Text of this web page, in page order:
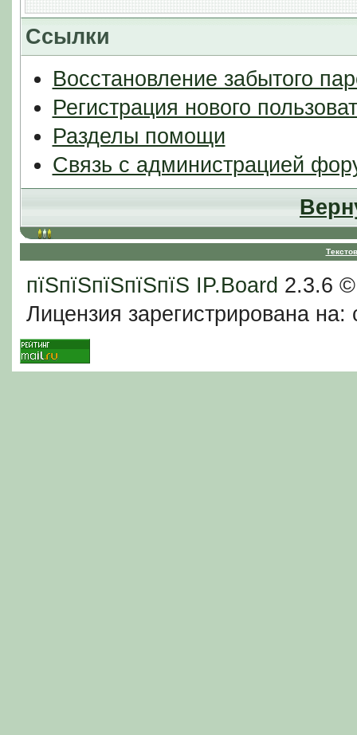
Ссылки
Восстановление забытого
Регистрация нового
Разделы помощи
Связь с администрацией
пїЅпїЅпїЅпїЅпїЅ IP.Board 2.3.6
Лицензия зарегистрирована